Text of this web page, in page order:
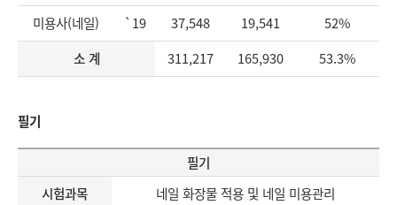
미용사(네일)
`19 37,548 19,541
52%
소 계
311,217 165,930 53.3%
필기
필기
시험과목
네일 화장물 적용 및 네일 미용관리